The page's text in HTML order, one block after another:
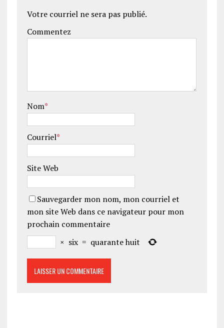
Votre courriel ne sera pas publié.
Commentez
Nom*
Courriel*
Site Web
Sauvegarder mon nom, mon courriel et
mon site Web dans ce navigateur pour mon
prochain commentaire
× six = quarante huit